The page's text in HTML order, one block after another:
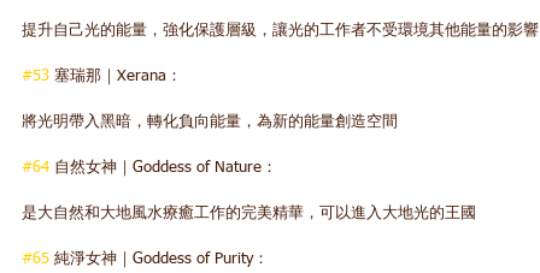
提升自己光的能量，強化保護層級，讓光的工作者不受環境其他能量的影
#53 塞瑞那｜Xerana：
將光明帶入黑暗，轉化負向能量，為新的能量創造空間
#64 自然女神｜Goddess of Nature：
是大自然和大地風水療癒工作的完美精華，可以進入大地光的王國
#65 純淨女神｜Goddess of Purity：